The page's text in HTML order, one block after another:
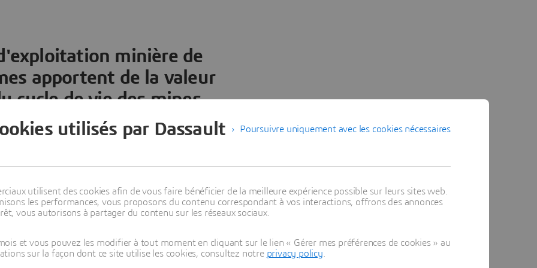
minière de
apportent de la valeur
cycle de vie des mines
de la
et de la
Planification et conception
stratégiques des mines
Poursuivre uniquement avec les cookies nécessaires
utilisés par Dassault
utilisent des cookies afin de vous faire bénéficier de la meilleure expérience possible sur leurs sites web.
les performances, vous proposons du contenu correspondant à vos interactions, offrons des annonces
vous autorisons à partager du contenu sur les réseaux sociaux.
et vous pouvez les modifier à tout moment en cliquant sur le lien « Gérer mes préférences de cookies » au
sur la façon dont ce site utilise les cookies, consultez notre privacy policy